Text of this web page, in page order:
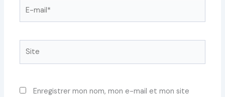
mail*
Enregistrer mon nom, mon e-mail et mon site